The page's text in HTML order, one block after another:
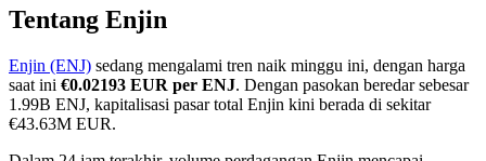
COIN-M Berjangka
Tentang Enjin
Enjin (ENJ) sedang mengalami tren naik minggu ini, dengan harga
saat ini €0.02193 EUR per ENJ. Dengan pasokan beredar sebesar
1.99B ENJ, kapitalisasi pasar total Enjin kini berada di sekitar
€43.63M EUR.